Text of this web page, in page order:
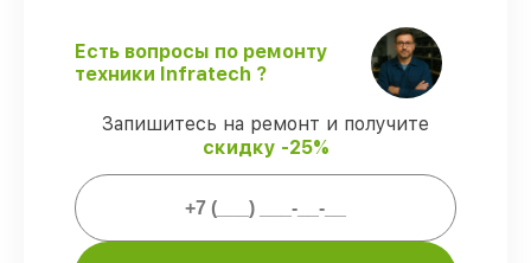
Поддержка после ремонта – все
работы и запчасти защищены
гарантийной поддержкой до 3 лет.
Мы гарантируем:
80%
заказов выполняем в присутствии
Есть вопросы по ремонту
техники Infratech ?
Запишитесь на ремонт и получите
скидку -25%